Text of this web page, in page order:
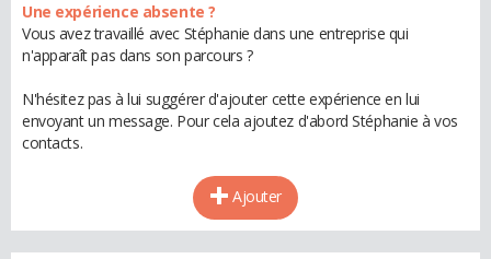
Une expérience absente ?
Vous avez travaillé avec Stéphanie dans une entreprise qui
n'apparaît pas dans son parcours ?
N'hésitez pas à lui suggérer d'ajouter cette expérience en lui
envoyant un message. Pour cela ajoutez d'abord Stéphanie à vos
contacts.
Ajouter